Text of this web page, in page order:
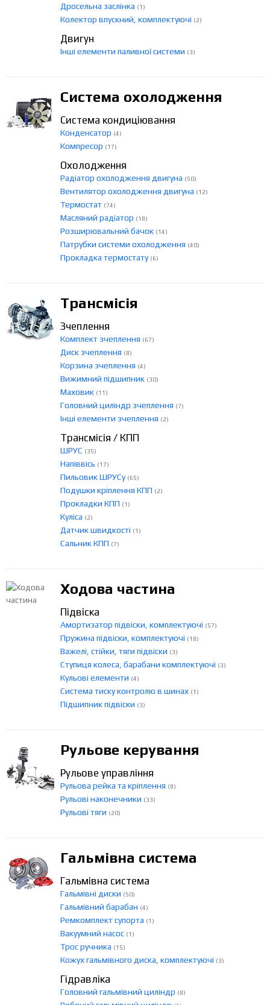
Дросельна заслінка (1)
Колектор впускний, комплектуючі (2)
Двигун
Інші елементи паливної системи (3)
Система охолодження
Система кондиціювання
Конденсатор (4)
Компресор (17)
Охолодження
Радіатор охолодження двигуна (50)
Вентилятор охолодження двигуна (12)
Термостат (74)
Масляний радіатор (18)
Розширювальний бачок (14)
Патрубки системи охолодження (40)
Прокладка термостату (6)
Трансмісія
Зчеплення
Комплект зчеплення (67)
Диск зчеплення (8)
Корзина зчеплення (4)
Вижимний підшипник (30)
Маховик (11)
Головний циліндр зчеплення (7)
Інші елементи зчеплення (2)
Трансмісія / КПП
ШРУС (35)
Напіввісь (17)
Пильовик ШРУСу (65)
Подушки кріплення КПП (2)
Прокладки КПП (1)
Куліса (2)
Датчик швидкості (1)
Сальник КПП (7)
Ходова частина
Підвіска
Амортизатор підвіски, комплектуючі (57)
Пружина підвіски, комплектуючі (18)
Важелі, стійки, тяги підвіски (3)
Ступиця колеса, барабани комплектуючі (3)
Кульові елементи (4)
Система тиску контролю в шинах (1)
Підшипник підвіски (3)
Рульове керування
Рульове управління
Рульова рейка та кріплення (8)
Рульові наконечники (33)
Рульові тяги (20)
Гальмівна система
Гальмівна система
Гальмівні диски (50)
Гальмівний барабан (4)
Ремкомплект супорта (1)
Вакуумний насос (1)
Трос ручника (15)
Кожух гальмівного диска, комплектуючі (3)
Гідравліка
Головний гальмівний циліндр (8)